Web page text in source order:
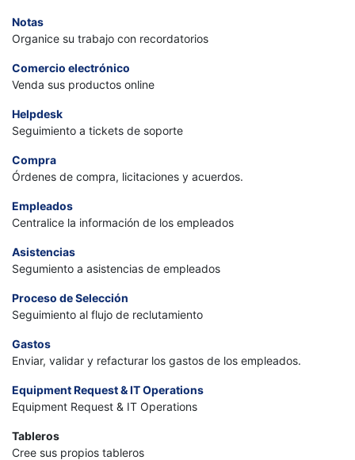
Notas
Organice su trabajo con recordatorios
Comercio electrónico
Venda sus productos online
Helpdesk
Seguimiento a tickets de soporte
Compra
Órdenes de compra, licitaciones y acuerdos.
Empleados
Centralice la información de los empleados
Asistencias
Segumiento a asistencias de empleados
Proceso de Selección
Seguimiento al flujo de reclutamiento
Gastos
Enviar, validar y refacturar los gastos de los empleados.
Equipment Request & IT Operations
Equipment Request & IT Operations
Tableros
Cree sus propios tableros